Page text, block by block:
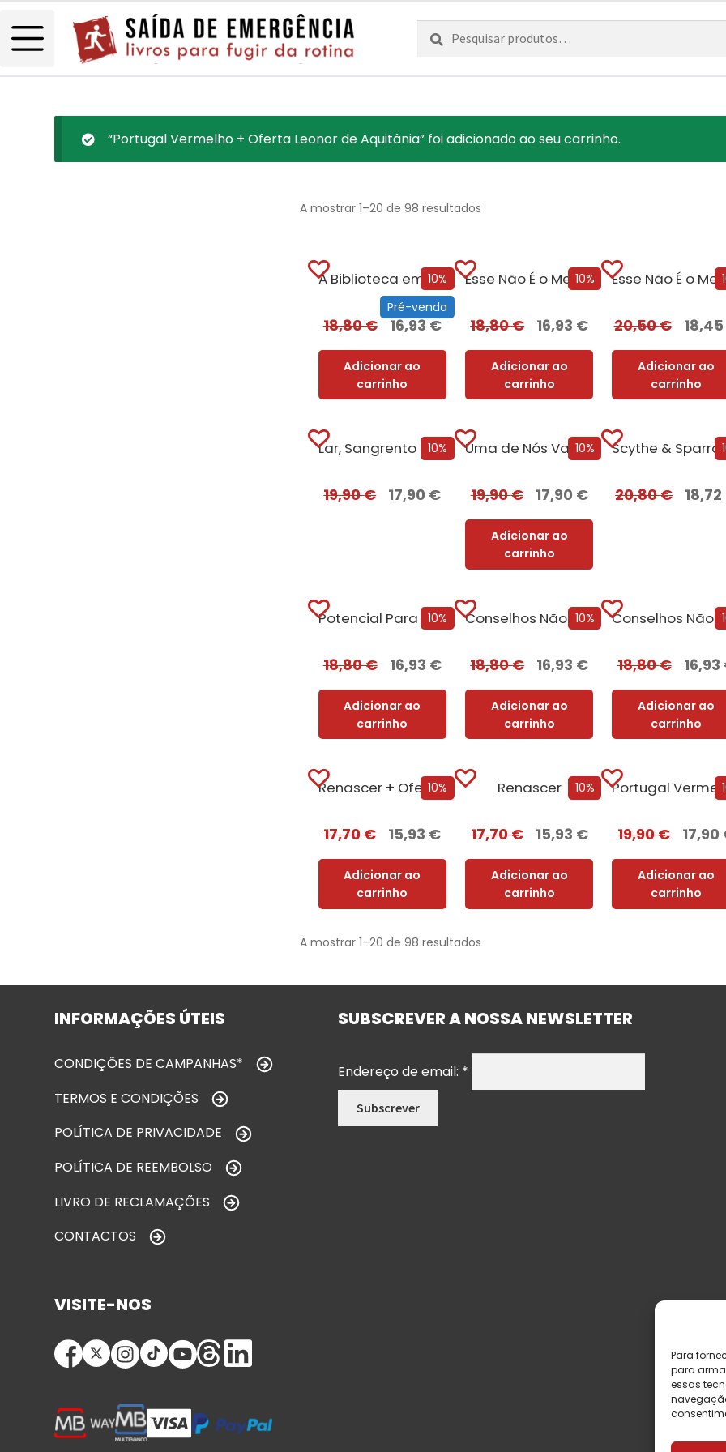
Para
para
essas
Pesquisar
por:
Pesquisa
“Portugal Vermelho + Oferta Leonor de Aquitânia” foi adicionado ao seu carrinho.
A mostrar 1–20 de 98 resultados
10%
Pré-venda
A Biblioteca em Chamas
18,80€ 16,93€
Adicionar ao
carrinho
10%
Esse Não É o Meu Nome
18,80€ 16,93 €
Adicionar ao
carrinho
20,50€ 18,45
Adicionar ao
carrinho
10%
Lar, Sangrento Lar – Edição com EDGES
19,90€ 17,90 €
10%
Uma de Nós Vai Morrer
19,90€ 17,90 €
Adicionar ao
carrinho
20,80€ 18,72
10%
Potencial Para Matar
18,80€ 16,93 €
Adicionar ao
carrinho
10%
Conselhos Não Solicitados de Vera Wong para Assassinos + Oferta O Sacrifício da Rainha
18,80€ 16,93 €
Adicionar ao
carrinho
18,80€ 16,93
Adicionar ao
carrinho
10%
Renascer + Oferta Corpus
17,70€ 15,93 €
Adicionar ao
carrinho
10%
Renascer
17,70€ 15,93 €
Adicionar ao
carrinho
19,90€ 17,90
Adicionar ao
carrinho
A mostrar 1–20 de 98 resultados
INFORMAÇÕES ÚTEIS
CONDIÇÕES DE CAMPANHAS*
TERMOS E CONDIÇÕES
POLÍTICA DE PRIVACIDADE
POLÍTICA DE REEMBOLSO
LIVRO DE RECLAMAÇÕES
CONTACTOS
SUBSCREVER A NOSSA NEWSLETTER
Endereço de email: *
VISITE-NOS